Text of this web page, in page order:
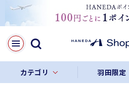
カテゴリ 羽田限定